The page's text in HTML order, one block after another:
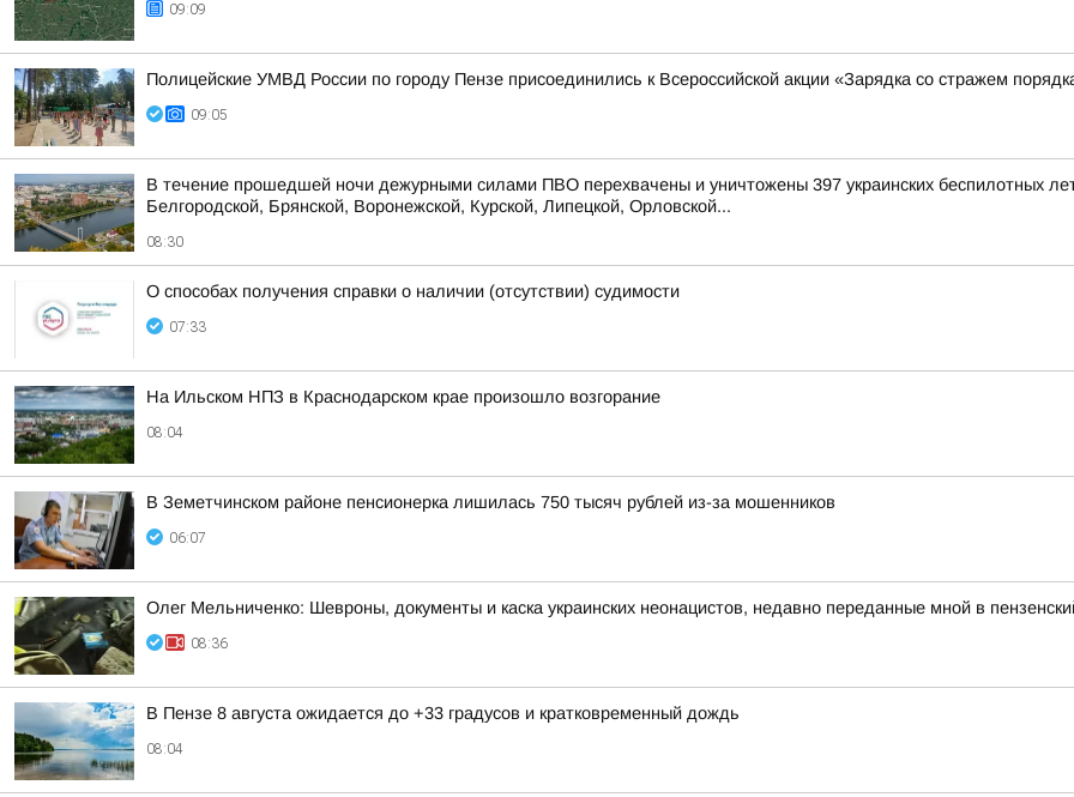
09:09
Полицейские УМВД России по городу Пензе присоединились к Всероссийской акции «Зарядка со стражем
09:05
В течение прошедшей ночи дежурными силами ПВО перехвачены и уничтожены 397 украинских беспилотных
Белгородской, Брянской, Воронежской, Курской, Липецкой, Орловской...
08:30
О способах получения справки о наличии (отсутствии) судимости
07:33
На Ильском НПЗ в Краснодарском крае произошло возгорание
08:04
В Земетчинском районе пенсионерка лишилась 750 тысяч рублей из-за мошенников
06:07
Олег Мельниченко: Шевроны, документы и каска украинских неонацистов, недавно переданные мной в
08:36
В Пензе 8 августа ожидается до +33 градусов и кратковременный дождь
08:04